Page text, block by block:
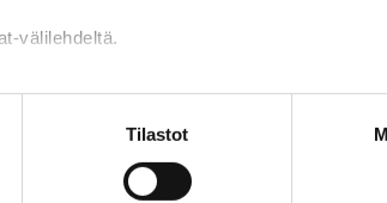
välilehdeltä.
Tilastot